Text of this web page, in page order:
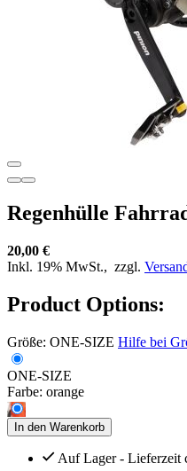
Regenhülle
20,00 €
Inkl. 19% MwSt., zzgl.
Product Options:
Größe: ONE-SIZE Hilfe bei
ONE-SIZE
Farbe: orange
In den Warenkorb
Auf Lager - Lieferzeit